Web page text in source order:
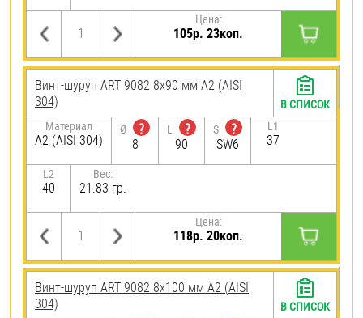
Цена:
105р. 23коп.
Винт-шуруп ART 9082 8х90 мм А2 (AISI
304)
Материал
А2 (AISI 304)
Ø
?
8
L
?
90
S
?
SW6
L1
37
L2
40
Вес:
21.83 гр.
Цена:
118р. 20коп.
В СПИСОК
Винт-шуруп ART 9082 8х100 мм А2 (AISI
304)
В СПИСОК